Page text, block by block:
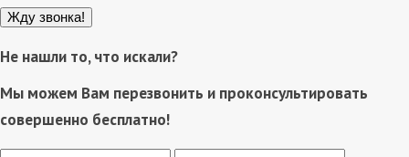
Не нашли то, что искали?
Мы можем Вам перезвонить и проконсультировать
совершенно бесплатно!